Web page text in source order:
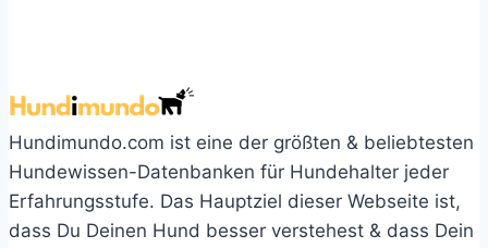
Hundimundo.com ist eine der größten & beliebtesten
Hundewissen-Datenbanken für Hundehalter jeder
Erfahrungsstufe. Das Hauptziel dieser Webseite ist,
dass Du Deinen Hund besser verstehest & dass Dein